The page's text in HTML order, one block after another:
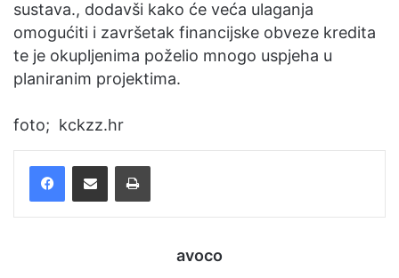
sustava., dodavši kako će veća ulaganja
omogućiti i završetak financijske obveze kredita
te je okupljenima poželio mnogo uspjeha u
planiranim projektima.
foto; kckzz.hr
avoco